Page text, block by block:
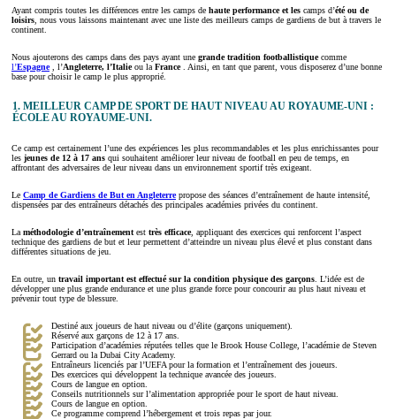
Ayant compris toutes les différences entre les camps de haute performance et les camps d’été ou de
loisirs, nous vous laissons maintenant avec une liste des meilleurs camps de gardiens de but à travers le
continent.
Nous ajouterons des camps dans des pays ayant une grande tradition footballistiquecomme
l’Espagne, l’Angleterre, l’Italieou laFrance. Ainsi, en tant que parent, vous disposerez d’une bonne
base pour choisir le camp le plus approprié.
1. MEILLEUR CAMP DE SPORT DE HAUT NIVEAU AU ROYAUME-UNI :
ÉCOLE AU ROYAUME-UNI.
Ce camp est certainement l’une des expériences les plus recommandables et les plus enrichissantes pour
les jeunes de 12 à 17 ans qui souhaitent améliorer leur niveau de football en peu de temps, en
affrontant des adversaires de leur niveau dans un environnement sportif très exigeant.
Le Camp de Gardiens de But en Angleterrepropose des séances d’entraînement de haute intensité,
dispensées par des entraîneurs détachés des principales académies privées du continent.
La méthodologie d’entraînement est très efficace, appliquant des exercices qui renforcent l’aspect
technique des gardiens de but et leur permettent d’atteindre un niveau plus élevé et plus constant dans
différentes situations de jeu.
En outre, un travail important est effectué sur la condition physique des garçons . L’idée est de
développer une plus grande endurance et une plus grande force pour concourir au plus haut niveau et
prévenir tout type de blessure.
Destiné aux joueurs de haut niveau ou d’élite (garçons uniquement).
Réservé aux garçons de 12 à 17 ans.
Participation d’académies réputées telles que le Brook House College, l’académie de Steven
Gerrard ou la Dubai City Academy.
Entraîneurs licenciés par l’UEFA pour la formation et l’entraînement des joueurs.
Des exercices qui développent la technique avancée des joueurs.
Cours de langue en option.
Conseils nutritionnels sur l’alimentation appropriée pour le sport de haut niveau.
Cours de langue en option.
Ce programme comprend l’hébergement et trois repas par jour.